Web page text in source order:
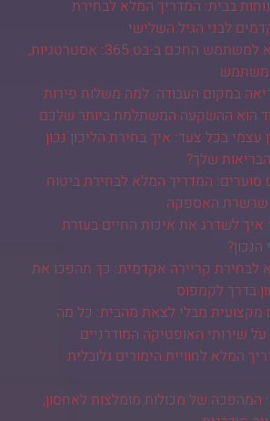
בבית: המדריך המלא לבחירת
לבני הגיל השלישי
המדריך המלא למשתמש החכם ב-בט 365: אסטרטגיות,
משתמש
במקום העבודה: למה משלוח פירות
הוא ההשקעה המשתלמת ביותר שלכם
עצמי בכל צעד: איך בחירת הליכון נכון
שלך?
סוערים: המדריך המלא לבחירת ביטוח
שרשרת האספקה
איך לשדרג את איכות החיים בעזרת
לבחירת קריירה אקדמית: כך תהפכו את
בדרך לקמפוס
מקצועית מבלי לצאת מהבית: כל מה
שירותי האופטיקה המודרניים
המדריך המלא לחוויית הימורים גלובלית
המהפכה של מכולות מומלצות לאחסון,